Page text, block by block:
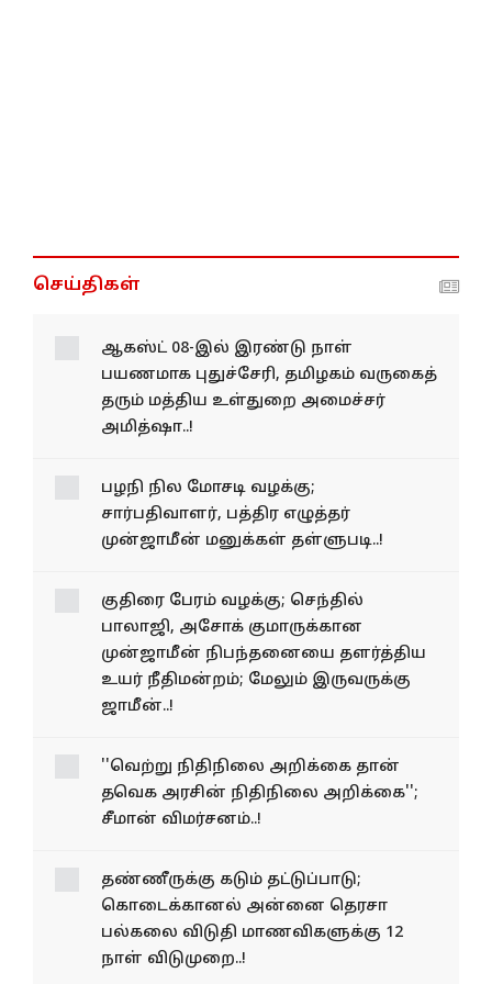
செய்திகள்
ஆகஸ்ட் 08-இல் இரண்டு நாள்
பயணமாக புதுச்சேரி, தமிழகம் வருகைத்
தரும் மத்திய உள்துறை அமைச்சர்
அமித்ஷா..!
பழநி நில மோசடி வழக்கு;
சார்பதிவாளர், பத்திர எழுத்தர்
முன்ஜாமீன் மனுக்கள் தள்ளுபடி..!
குதிரை பேரம் வழக்கு; செந்தில்
பாலாஜி, அசோக் குமாருக்கான
முன்ஜாமீன் நிபந்தனையை தளர்த்திய
உயர் நீதிமன்றம்; மேலும் இருவருக்கு
ஜாமீன்..!
''வெற்று நிதிநிலை அறிக்கை தான்
தவெக அரசின் நிதிநிலை அறிக்கை'';
சீமான் விமர்சனம்..!
தண்ணீருக்கு கடும் தட்டுப்பாடு;
கொடைக்கானல் அன்னை தெரசா
பல்கலை விடுதி மாணவிகளுக்கு 12
நாள் விடுமுறை..!